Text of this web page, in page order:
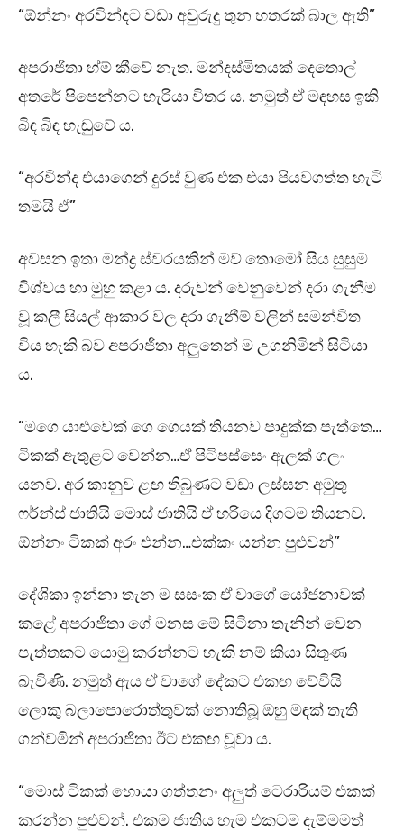
“ඕන්නං අරවින්දට වඩා අවුරුදු තුන හතරක් බාල ඇති”
අපරාජිතා හ්ම් කීවේ නැත. මන්දස්මිතයක් දෙතොල්
අතරේ පිපෙන්නට හැරියා විතර ය. නමුත් ඒ මඳහස ඉකි
බිඳ බිඳ හැඬුවේ ය.
“අරවින්ද එයාගෙන් දුරස් වුණ එක එයා පියවගත්ත හැටි
තමයි ඒ”
අවසන ඉතා මන්ද්‍ර ස්වරයකින් මව් තොමෝ සිය සුසුම
විශ්වය හා මුහු කළා ය. දරුවන් වෙනුවෙන් දරා ගැනීම
වූ කලී සියල් ආකාර වල දරා ගැනීම් වලින් සමන්විත
විය හැකි බව අපරාජිතා අලුතෙන් ම උගනිමින් සිටියා
ය.
“මගෙ යාළුවෙක් ගෙ ගෙයක් තියනව පාදුක්ක පැත්තෙ…
ටිකක් ඇතුළට වෙන්න…ඒ පිටිපස්සෙං ඇලක් ගලං
යනව. අර කානුව ළඟ තිබුණට වඩා ලස්සන අමුතු
ෆර්න්ස් ජාතියි මොස් ජාතියි ඒ හරියෙ දිගටම තියනව.
ඕන්නං ටිකක් අරං එන්න…එක්කං යන්න පුළුවන්”
දේශිකා ඉන්නා තැන ම සසංක ඒ වාගේ යෝජනාවක්
කළේ අපරාජිතා ගේ මනස මේ සිටිනා තැනින් වෙන
පැත්තකට යොමු කරන්නට හැකි නම් කියා සිතුණ
බැවිණි. නමුත් ඇය ඒ වාගේ දේකට එකඟ වේවියි
ලොකු බලාපොරොත්තුවක් නොතිබූ ඔහු මඳක් තැති
ගන්වමින් අපරාජිතා ඊට එකඟ වූවා ය.
“මොස් ටිකක් හොයා ගත්තනං අලුත් ටෙරාරියම් එකක්
කරන්න පුළුවන්. එකම ජාතිය හැම එකටම දැම්මමත්